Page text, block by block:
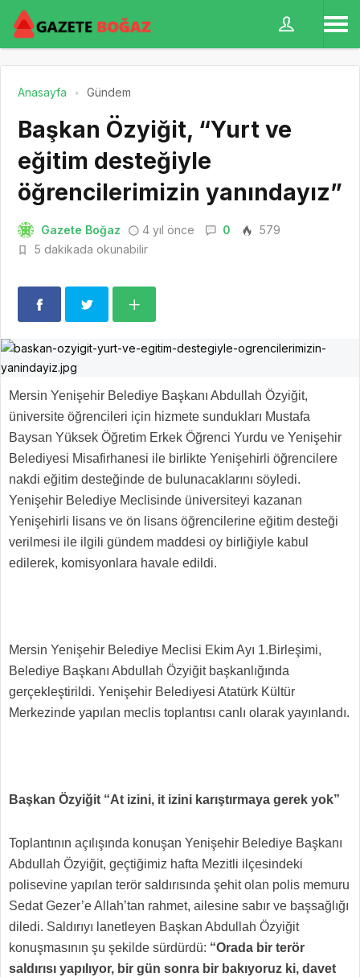
Anasayfa Gündem
Başkan Özyiğit, “Yurt ve
eğitim desteğiyle
öğrencilerimizin yanındayız”
Gazete Boğaz 4 yıl önce 0
579
5 dakikada okunabilir
Mersin Yenişehir Belediye Başkanı Abdullah Özyiğit,
üniversite öğrencileri için hizmete sundukları Mustafa
Baysan Yüksek Öğretim Erkek Öğrenci Yurdu ve Yenişehir
Belediyesi Misafirhanesi ile birlikte Yenişehirli öğrencilere
nakdi eğitim desteğinde de bulunacaklarını söyledi.
Yenişehir Belediye Meclisinde üniversiteyi kazanan
Yenişehirli lisans ve ön lisans öğrencilerine eğitim desteği
verilmesi ile ilgili gündem maddesi oy birliğiyle kabul
edilerek, komisyonlara havale edildi.
Mersin Yenişehir Belediye Meclisi Ekim Ayı 1.Birleşimi,
Belediye Başkanı Abdullah Özyiğit başkanlığında
gerçekleştirildi. Yenişehir Belediyesi Atatürk Kültür
Merkezinde yapılan meclis toplantısı canlı olarak yayınlandı.
Başkan Özyiğit “At izini, it izini karıştırmaya gerek yok”
Toplantının açılışında konuşan Yenişehir Belediye Başkanı
Abdullah Özyiğit, geçtiğimiz hafta Mezitli ilçesindeki
polisevine yapılan terör saldırısında şehit olan polis memuru
Sedat Gezer’e Allah’tan rahmet, ailesine sabır ve başsağlığı
diledi. Saldırıyı lanetleyen Başkan Abdullah Özyiğit
konuşmasının şu şekilde sürdürdü: “Orada bir terör
saldırısı yapılıyor, bir gün sonra bir bakıyoruz ki, davet